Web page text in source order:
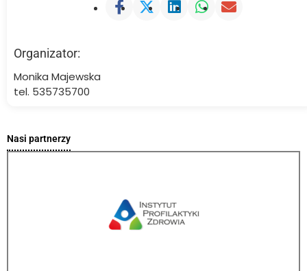
Organizator:
Monika Majewska
tel. 535735700
Nasi partnerzy